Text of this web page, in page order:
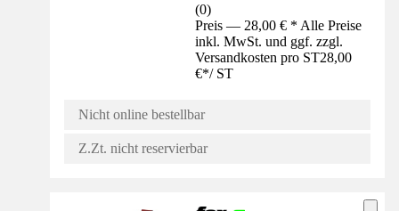
(0)
Preis — 28,00 € * Alle Preise
inkl. MwSt. und ggf. zzgl.
Versandkosten pro ST28,00
€*/ ST
Nicht online bestellbar
Z.Zt. nicht reservierbar